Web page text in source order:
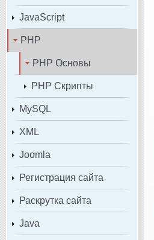
JavaScript
PHP
PHP Основы
PHP Скрипты
MySQL
XML
Joomla
Регистрация сайта
Раскрутка сайта
Java